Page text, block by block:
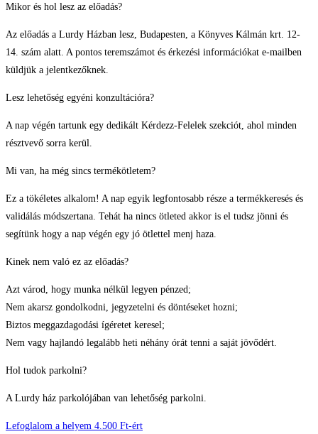
Mikor és hol lesz az előadás?
Az előadás a Lurdy Házban lesz, Budapesten, a Könyves Kálmán krt. 12-
14. szám alatt. A pontos teremszámot és érkezési információkat e-mailben
küldjük a jelentkezőknek.
Lesz lehetőség egyéni konzultációra?
A nap végén tartunk egy dedikált Kérdezz-Felelek szekciót, ahol minden
résztvevő sorra kerül.
Mi van, ha még sincs termékötletem?
Ez a tökéletes alkalom! A nap egyik legfontosabb része a termékkeresés és
validálás módszertana. Tehát ha nincs ötleted akkor is el tudsz jönni és
segítünk hogy a nap végén egy jó ötlettel menj haza.
Kinek nem való ez az előadás?
Azt várod, hogy munka nélkül legyen pénzed;
Nem akarsz gondolkodni, jegyzetelni és döntéseket hozni;
Biztos meggazdagodási ígéretet keresel;
Nem vagy hajlandó legalább heti néhány órát tenni a saját jövődért.
Hol tudok parkolni?
A Lurdy ház parkolójában van lehetőség parkolni.
Lefoglalom a helyem 4.500 Ft-ért